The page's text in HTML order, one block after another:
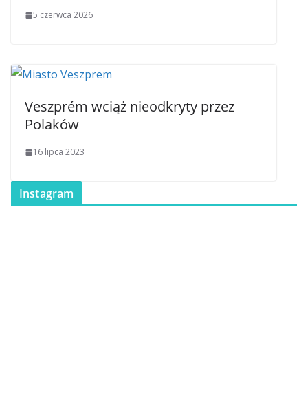
5 czerwca 2026
Veszprém wciąż nieodkryty przez
Polaków
16 lipca 2023
Instagram